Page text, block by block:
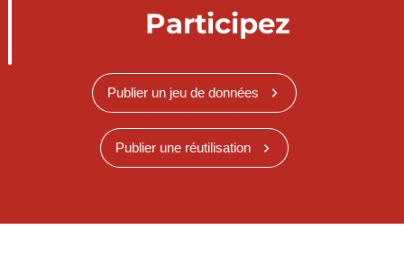
Participez
Publier un jeu de données
Publier une réutilisation